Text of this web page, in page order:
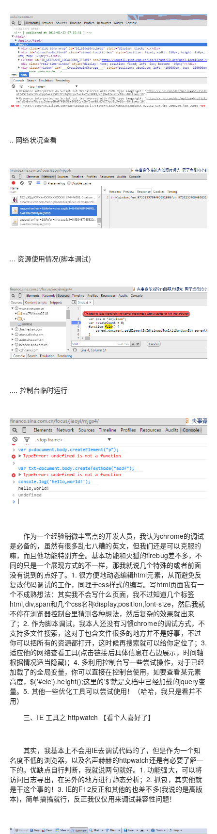
.. 网络状况查看
... 资源使用情况(脚本调试)
.... 控制台临时运行
作为一个经验稍微丰富点的开发人员，我认为chrome的调试
是必备的，虽然有很多乱七八糟的英文，但我们还是可以克服的
嘛，而且他功能特别齐全。基本功能和火狐的firebug差不多，不
同的只是一个展现方式的不一样，那我就说几个特殊的或者前面
没有说到的点好了。1. 很方便地动态编辑html元素，从而避免反
复改代码调试的工作，同理于css样式的编写。写html页面我有一
个不成熟想法：其实我不会写什么页面，我不过知道几个标签
html,div,span和几个css名称display,position,font-size，然后我就
不停在浏览器控制台里猜测各种想法，然后复杂的效果就出来
了；2. 作为脚本调试，我本人还没有习惯chrome的调试方式，不
支持多文件搜索，这对于包含文件很多的地方并不是好事，不过
你可以把所有的资源都打开，这时候再搜索就可以给你定位了；3.
适应他的网络查看工具(点击链接后具体信息在右边展示，时间轴
根据情况适当隐藏)；4. 多利用控制台写一些尝试操作，对于已经
加载了的全局变量，你可以直接在控制台使用，如要查看某元素
高度，$('#ele').height();这里的'$'就是文档中已经加载的jquery变
量。5. 其他一些优化工具可以尝试使用！（哈哈，我只是看并不
用）
三、IE 工具之 httpwatch 【看个人喜好了】
其实，我基本上不会用IE去调试代码的了，但是作为一个知
名度不低的浏览器，以及名声赫赫的httpwatch还是有必要了解一
下的。优缺点自行判断，我就说两句就好。1. 功能强大，可以将
访问日志导出，在另外的地方进行静态分析；2. 抓包，其实他就
是干这个事的！3. IE的F12反正和其他的也差不多(我说的是高版
本)，简单搞搞就行，反正我仅仅用来调试兼容性问题！